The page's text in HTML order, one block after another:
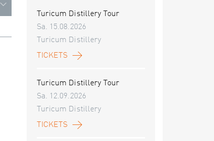
Turicum Distillery Tour
Sa. 15.08.2026
Turicum Distillery
TICKETS
Turicum Distillery Tour
Sa. 12.09.2026
Turicum Distillery
TICKETS